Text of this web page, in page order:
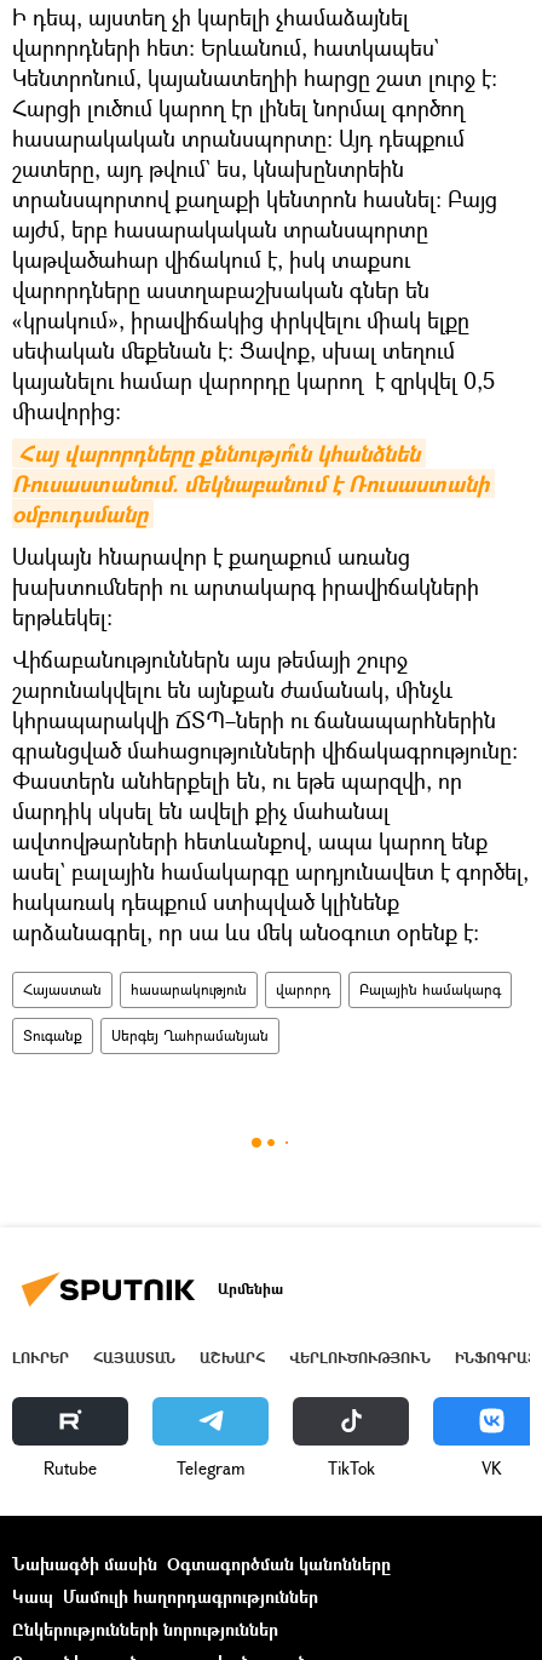
Ի դեպ, այստեղ չի կարելի չհամաձայնել
վարորդների հետ։ Երևանում, հատկապես`
Կենտրոնում, կայանատեղիի հարցը շատ լուրջ է։
Հարցի լուծում կարող էր լինել նորմալ գործող
հասարակական տրանսպորտը։ Այդ դեպքում
շատերը, այդ թվում` ես, կնախընտրեին
տրանսպորտով քաղաքի կենտրոն հասնել։ Բայց
այժմ, երբ հասարակական տրանսպորտը
կաթվածահար վիճակում է, իսկ տաքսու
վարորդները աստղաբաշխական գներ են
«կրակում», իրավիճակից փրկվելու միակ ելքը
սեփական մեքենան է։ Ցավոք, սխալ տեղում
կայանելու համար վարորդը կարող է զրկվել 0,5
միավորից։
Հայ վարորդները քննությո՞ւն կհանձնեն
Ռուսաստանում. մեկնաբանում է Ռուսաստանի
օմբուդսմանը
Սակայն հնարավոր է քաղաքում առանց
խախտումների ու արտակարգ իրավիճակների
երթևեկել։
Վիճաբանություններն այս թեմայի շուրջ
շարունակվելու են այնքան ժամանակ, մինչև
կհրապարակվի ՃՏՊ–ների ու ճանապարհներին
գրանցված մահացությունների վիճակագրությունը։
Փաստերն անհերքելի են, ու եթե պարզվի, որ
մարդիկ սկսել են ավելի քիչ մահանալ
ավտովթարների հետևանքով, ապա կարող ենք
ասել` բալային համակարգը արդյունավետ է գործել,
հակառակ դեպքում ստիպված կլինենք
արձանագրել, որ սա ևս մեկ անօգուտ օրենք է։
Հայաստան հասարակություն վարորդ Բալային համակարգ
Տուգանք Սերգեյ Ղահրամանյան
Արմենիա
ԼՈՒՐԵՐ ՀԱՅԱՍՏԱՆ ԱՇԽԱՐՀ ՎԵՐԼՈՒԾՈՒԹՅՈՒՆ
Rutube Telegram ТikТоk VK
Նախագծի մասին Օգտագործման կանոնները
Կապ Մամուլի հաղորդագրություններ
Ընկերությունների նորություններ